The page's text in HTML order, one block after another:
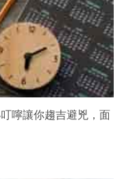
嚀讓你趨吉避兇，面